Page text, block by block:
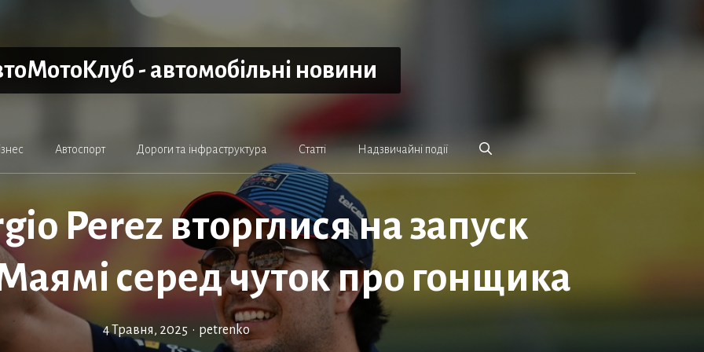
- автомобільні новини
Автоспорт Дороги та інфраструктура Статті Надзвичайні події
Perez вторглися на запуск
серед чуток про гонщика
4 Травня, 2025 • petrenko